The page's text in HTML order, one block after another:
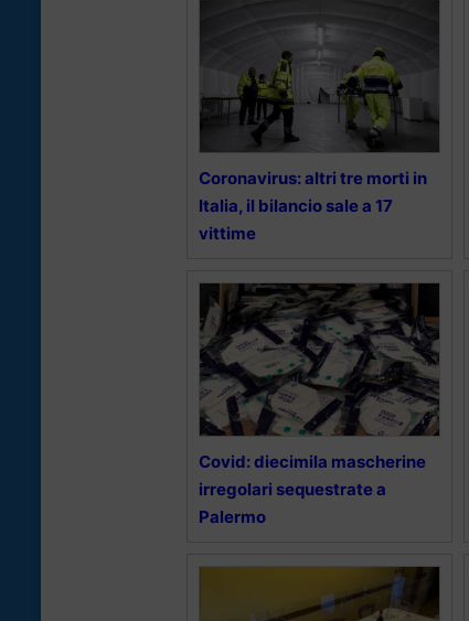
Coronavirus: altri tre morti in
Italia, il bilancio sale a 17
vittime
Covid: diecimila mascherine
irregolari sequestrate a
Palermo